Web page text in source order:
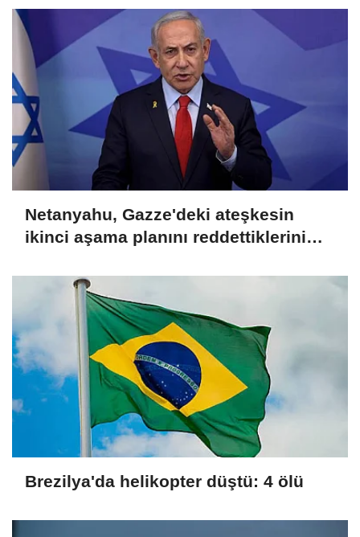
Netanyahu, Gazze'deki ateşkesin
ikinci aşama planını reddettiklerini
Brezilya'da helikopter düştü: 4 ölü